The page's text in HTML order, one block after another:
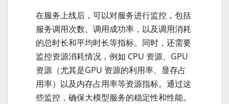
在服务上线后，可以对服务进行监控，包括
服务调用次数、调用成功率，以及调用消耗
的总时长和平均时长等指标。同时，还需要
监控资源消耗情况，例如 CPU 资源、GPU
资源（尤其是GPU 资源的利用率、显存占
用率）以及内存占用率等资源指标。通过这
些监控，确保大模型服务的稳定性和性能。